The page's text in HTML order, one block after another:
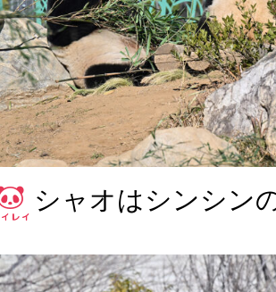
シャオはシンシン